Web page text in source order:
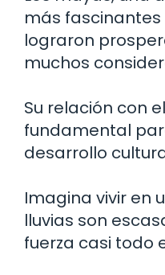
más
lograron
muchos
Su relación con
fundamental
desarrollo
Imagina vivir en
lluvias son
fuerza casi todo